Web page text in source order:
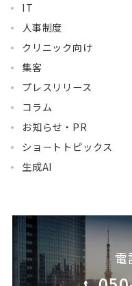
IT
人事制度
クリニック向け
集客
プレスリリース
コラム
お知らせ・PR
ショートトピックス
生成AI
電